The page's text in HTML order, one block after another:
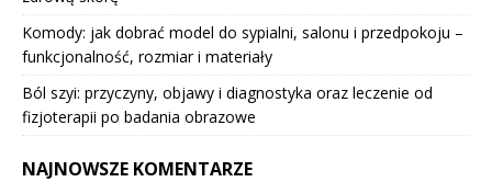
Komody: jak dobrać model do sypialni, salonu i przedpokoju –
funkcjonalność, rozmiar i materiały
Ból szyi: przyczyny, objawy i diagnostyka oraz leczenie od
fizjoterapii po badania obrazowe
NAJNOWSZE KOMENTARZE